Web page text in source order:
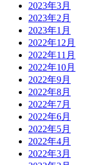
2023年3月
2023年2月
2023年1月
2022年12月
2022年11月
2022年10月
2022年9月
2022年8月
2022年7月
2022年6月
2022年5月
2022年4月
2022年3月